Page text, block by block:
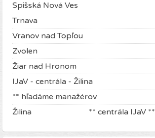
Spišská Nová Ves
Trnava
Vranov nad Topľou
Zvolen
Žiar nad Hronom
IJaV - centrála - Žilina
** hľadáme manažérov
Žilina ** centrála IJaV **